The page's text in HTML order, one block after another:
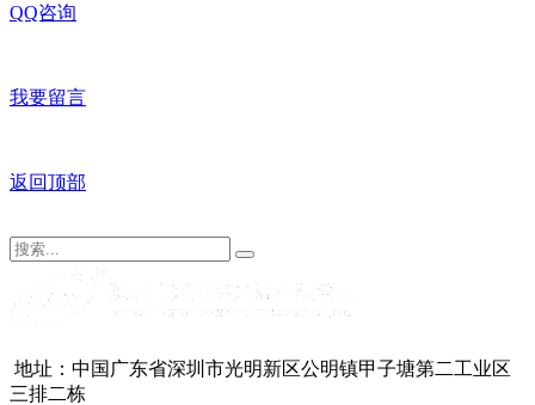
QQ咨询
我要留言
返回顶部
地址：中国广东省深圳市光明新区公明镇甲子塘第二工业区
三排二栋